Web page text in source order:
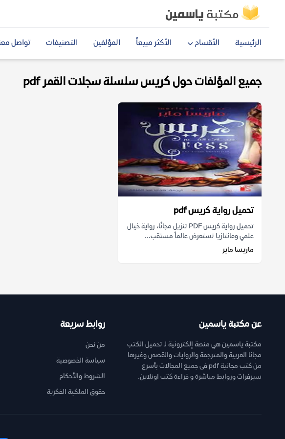
الرئيسية الأقسام الأكثر مبيعاً المؤلفين التصنيفات تواصل
جميع المؤلفات حول كريس سلسلة سجلات القمر pdf
تحميل رواية كريس pdf
تحميل رواية كريس PDF تنزيل مجانًا، رواية خيال
علمي وفانتازيا تستعرض عالماً مستقب...
ماريسا ماير
عن مكتبة ياسمين
مكتبة ياسمين هي منصة إلكترونية لـ تحميل الكتب
مجانا العربية والمترجمة والروايات والقصص وغيرها
من كتب مجانية pdf فى جميع المجالات بأسرع
سيرفرات وروابط مباشرة و قراءة كتب اونلاين.
روابط سريعة
من نحن
سياسة الخصوصية
الشروط والأحكام
حقوق الملكية الفكرية